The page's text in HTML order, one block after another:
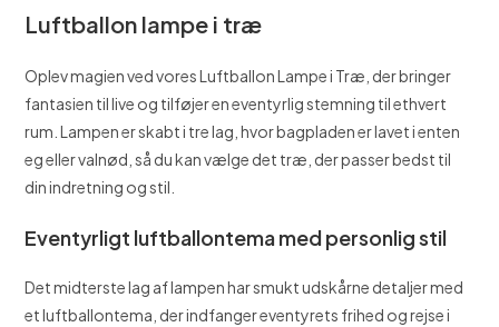
Luftballon lampe i træ
Oplev magien ved vores Luftballon Lampe i Træ, der bringer
fantasien til live og tilføjer en eventyrlig stemning til ethvert
rum. Lampen er skabt i tre lag, hvor bagpladen er lavet i enten
eg eller valnød, så du kan vælge det træ, der passer bedst til
din indretning og stil.
Eventyrligt luftballontema med personlig stil
Det midterste lag af lampen har smukt udskårne detaljer med
et luftballontema, der indfanger eventyrets frihed og rejse i